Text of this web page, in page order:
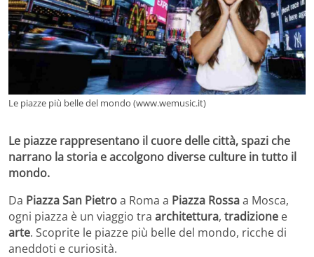
Le piazze più belle del mondo (www.wemusic.it)
Le piazze rappresentano il cuore delle città, spazi che
narrano la storia e accolgono diverse culture in tutto il
mondo.
Da Piazza San Pietroa Roma a Piazza Rossaa Mosca,
ogni piazza è un viaggio tra architettura, tradizione e
arte. Scoprite le piazze più belle del mondo, ricche di
aneddoti e curiosità.